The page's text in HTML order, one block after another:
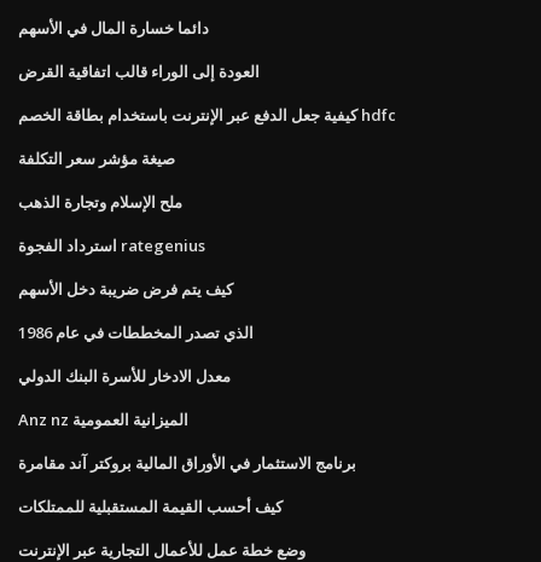
دائما خسارة المال في الأسهم
العودة إلى الوراء قالب اتفاقية القرض
كيفية جعل الدفع عبر الإنترنت باستخدام بطاقة الخصم hdfc
صيغة مؤشر سعر التكلفة
ملح الإسلام وتجارة الذهب
استرداد الفجوة rategenius
كيف يتم فرض ضريبة دخل الأسهم
الذي تصدر المخططات في عام 1986
معدل الادخار للأسرة البنك الدولي
Anz nz الميزانية العمومية
برنامج الاستثمار في الأوراق المالية بروكتر آند مقامرة
كيف أحسب القيمة المستقبلية للممتلكات
وضع خطة عمل للأعمال التجارية عبر الإنترنت